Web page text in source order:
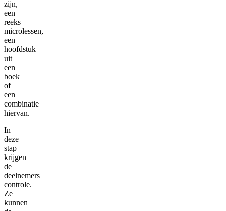
zijn,
een
reeks
microlessen,
een
hoofdstuk
uit
een
boek
of
een
combinatie
hiervan.
In
deze
stap
krijgen
de
deelnemers
controle.
Ze
kunnen